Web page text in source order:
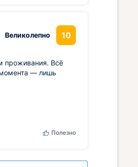
Великолепно 10
проживания. Всё
момента — лишь
Полезно